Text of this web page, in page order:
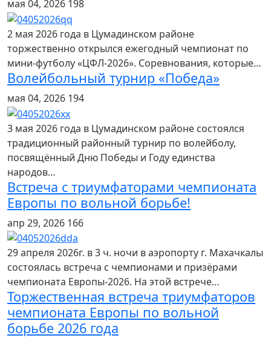
мая 04, 2026 198
2 мая 2026 года в Цумадинском районе
торжественно открылся ежегодный чемпионат по
мини-футболу «ЦФЛ-2026». Соревнования, которые…
Волейбольный турнир «Победа»
мая 04, 2026 194
3 мая 2026 года в Цумадинском районе состоялся
традиционный районный турнир по волейболу,
посвящённый Дню Победы и Году единства
народов…
Встреча с триумфаторами чемпионата
Европы по вольной борьбе!
апр 29, 2026 166
29 апреля 2026г. в 3 ч. ночи в аэропорту г. Махачкалы
состоялась встреча с чемпионами и призёрами
чемпионата Европы-2026. На этой встрече…
Торжественная встреча триумфаторов
чемпионата Европы по вольной
борьбе 2026 года